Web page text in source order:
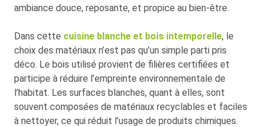
ambiance douce, reposante, et propice au bien-être.
Dans cette cuisine blanche et bois intemporelle, le
choix des matériaux n’est pas qu’un simple parti pris
déco. Le bois utilisé provient de filières certifiées et
participe à réduire l’empreinte environnementale de
l’habitat. Les surfaces blanches, quant à elles, sont
souvent composées de matériaux recyclables et faciles
à nettoyer, ce qui réduit l’usage de produits chimiques.